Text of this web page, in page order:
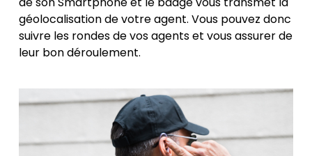
géolocalisation de votre agent. Vous pouvez donc
suivre les rondes de vos agents et vous assurer de
leur bon déroulement.